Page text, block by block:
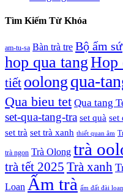
Tìm Kiếm Từ Khóa
am-tu-sa Bàn trà tre Bộ ấm sứ
hop qua tangHop
tiết oolong qua-
Qua bieu tet Qua tang
set-qua-tang-tra set quà set
set trà set trà xanh thiết quan âm
trà ngon Trà Olong trà
trà tết 2025 Trà xanh
Loan Ấm trà ấm đất đài loan